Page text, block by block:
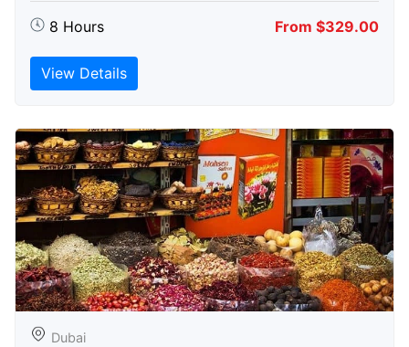
8 Hours From $329.00
View Details
Dubai